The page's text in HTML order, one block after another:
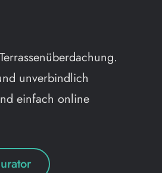
unverbindlich
einfach online